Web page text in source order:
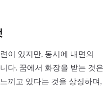
이 있지만, 동시에 내면의
다. 꿈에서 화장을 받는 것은
끼고 있다는 것을 상징하며,